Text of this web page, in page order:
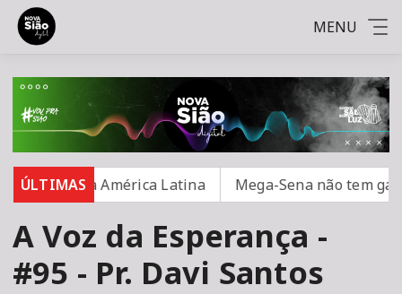
MENU
ÚLTIMASna América Latina Mega-Sena não tem
A Voz da Esperança -
#95 - Pr. Davi Santos